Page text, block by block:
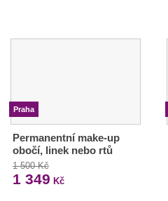
Praha
Permanentní make-up
obočí, linek nebo rtů
1 500 Kč
1 349 Kč